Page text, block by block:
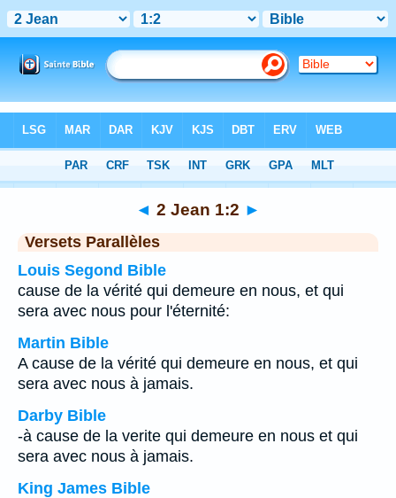
Chapitre 1> Verset 2
◄ 2 Jean 1:2 ►
Versets Parallèles
Louis Segond Bible
cause de la vérité qui demeure en nous, et qui
sera avec nous pour l'éternité:
Martin Bible
A cause de la vérité qui demeure en nous, et qui
sera avec nous à jamais.
Darby Bible
-à cause de la verite qui demeure en nous et qui
sera avec nous à jamais.
King James Bible